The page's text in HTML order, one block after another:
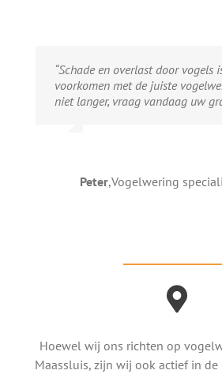
“Schade en overlast door vogels
voorkomen met de juiste
niet langer, vraag vandaag uw
Peter,Vogelwering
Hoewel wij ons richten op
Maassluis, zijn wij ook actief in